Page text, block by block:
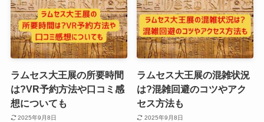
ラムセス大王展の所要時間
は?VR予約方法や口コミ感
想についても
2025年9月8日
ラムセス大王展の混雑状況
は?混雑回避のコツやアク
セス方法も
2025年9月8日